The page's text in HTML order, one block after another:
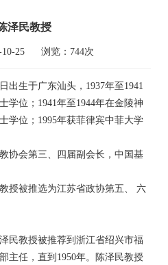
泽民教授
25      浏览：744次
出生于广东汕头，1937年至1941
学位；1941年至1944年在金陵神
学位；1995年获菲律宾中菲大学
协会第三、四届副会长，中国基
授被推选为江苏省政协第五、 六
民教授被推荐到浙江省绍兴市福
主任，直到1950年。陈泽民教授